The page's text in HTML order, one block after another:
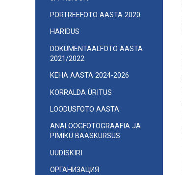
PORTREEFOTO AASTA 2020
HARIDUS
DOKUMENTAALFOTO AASTA
2021/2022
KEHA AASTA 2024-2026
KORRALDA ÜRITUS
LOODUSFOTO AASTA
ANALOOGFOTOGRAAFIA JA
PIMIKU BAASKURSUS
UUDISKIRI
ОРГАНИЗАЦИЯ